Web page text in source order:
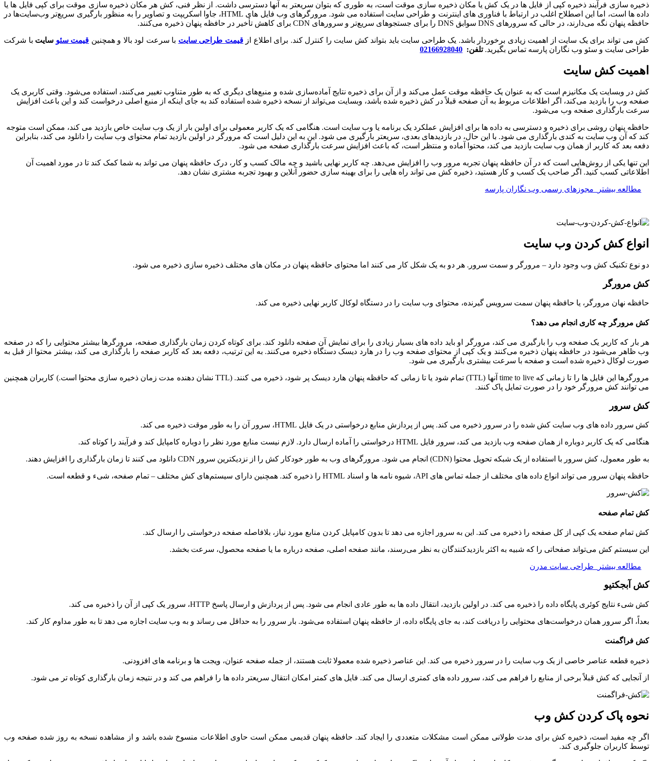
ذخیره سازی فرآیند ذخیره کپی از فایل ها در یک کش یا مکان ذخیره سازی موقت است، به طوری که بتوان سریعتر به آنها دسترسی داشت. از نظر فنی، کش هر مکان ذخیره سازی موقت برای کپی فایل ها یا
داده ها است، اما این اصطلاح اغلب در ارتباط با فناوری های اینترنت و طراحی سایت استفاده می شود. مرورگرهای وب فایل ‌های HTML، جاوا اسکریپت و تصاویر را به منظور بارگیری سریع‌تر وب‌سایت‌ها در
حافظه پنهان نگه می‌دارند، در حالی که سرورهای DNS سوابق DNS را برای جستجوهای سریع‌تر و سرورهای CDN برای کاهش تأخیر در حافظه پنهان ذخیره می‌کنند.
کش می تواند برای یک سایت از اهمیت زیادی برخوردار باشد. یک طراحی سایت باید بتواند کش سایت را کنترل کند. برای اطلاع ازقیمت طراحی سایت با سرعت لود بالا و همچنین قیمت سئو سایت با شرکت
طراحی سایت و سئو وب نگاران پارسه تماس بگیرید.تلفن: 02166928040
اهمیت کش سایت
کش در وبسایت یک مکانیزم است که به عنوان یک حافظه موقت عمل می‌کند و از آن برای ذخیره نتایج آماده‌سازی شده و منبع‌های دیگری که به طور متناوب تغییر می‌کنند، استفاده می‌شود. وقتی کاربری یک
صفحه وب را بازدید می‌کند، اگر اطلاعات مربوط به آن صفحه قبلاً در کش ذخیره شده باشد، وبسایت می‌تواند از نسخه ذخیره شده استفاده کند به جای اینکه از منبع اصلی درخواست کند و این باعث افزایش
سرعت بارگذاری صفحه وب می‌شود.
حافظه پنهان روشی برای ذخیره و دسترسی به داده ها برای افزایش عملکرد یک برنامه یا وب سایت است. هنگامی که یک کاربر معمولی برای اولین بار از یک وب سایت خاص بازدید می کند، ممکن است متوجه
کند که آن وب سایت به کندی بارگذاری می شود. با این حال، در بازدیدهای بعدی، سریعتر بارگیری می شود. این به این دلیل است که مرورگر در اولین بازدید تمام محتوای وب سایت را دانلود می کند، بنابراین
دفعه بعد که کاربر از همان وب سایت بازدید می کند، محتوا آماده و منتظر است، که باعث افزایش سرعت بارگذاری صفحه می شود.
این تنها یکی از روش‌هایی است که در آن حافظه پنهان تجربه مرور وب را افزایش می‌دهد. چه کاربر نهایی باشید و چه مالک کسب و کار، درک حافظه پنهان می تواند به شما کمک کند تا در مورد اهمیت آن
اطلاعاتی کسب کنید. اگر صاحب یک کسب و کار هستید، ذخیره کش می تواند راه هایی را برای بهینه سازی حضور آنلاین و بهبود تجربه مشتری نشان دهد.
مطالعه بیشتر مجوزهای رسمی وب نگاران پارسه
انواع کش کردن وب سایت
دو نوع تکنیک کش وب وجود دارد – مرورگر و سمت سرور. هر دو به یک شکل کار می کنند اما محتوای حافظه پنهان در مکان های مختلف ذخیره سازی ذخیره می شود.
کش مرورگر
حافظه نهان مرورگر، یا حافظه پنهان سمت سرویس گیرنده، محتوای وب سایت را در دستگاه لوکال کاربر نهایی ذخیره می کند.
کش مرورگر چه کاری انجام می دهد؟
هر بار که کاربر یک صفحه وب را بارگیری می کند، مرورگر او باید داده های بسیار زیادی را برای نمایش آن صفحه دانلود کند. برای کوتاه کردن زمان بارگذاری صفحه، مرورگرها بیشتر محتوایی را که در صفحه
وب ظاهر می‌شود در حافظه پنهان ذخیره می‌کنند و یک کپی از محتوای صفحه وب را در هارد دیسک دستگاه ذخیره می‌کنند. به این ترتیب، دفعه بعد که کاربر صفحه را بارگذاری می کند، بیشتر محتوا از قبل به
صورت لوکال ذخیره شده است و صفحه با سرعت بیشتری بارگیری می شود.
مرورگرها این فایل ها را تا زمانی که time to live آنها (TTL) تمام شود یا تا زمانی که حافظه پنهان هارد دیسک پر شود، ذخیره می کنند. (TTL نشان دهنده مدت زمان ذخیره سازی محتوا است.) کاربران همچنین
می توانند کش مرورگر خود را در صورت تمایل پاک کنند.
کش سرور
کش سرور داده های وب سایت کش شده را در سرور ذخیره می کند. پس از پردازش منابع درخواستی در یک فایل HTML، سرور آن را به طور موقت ذخیره می کند.
هنگامی که یک کاربر دوباره از همان صفحه وب بازدید می کند، سرور فایل HTML درخواستی را آماده ارسال دارد. لازم نیست منابع مورد نظر را دوباره کامپایل کند و فرآیند را کوتاه کند.
به طور معمول، کش سرور با استفاده از یک شبکه تحویل محتوا (CDN) انجام می شود. مرورگرهای وب به طور خودکار کش را از نزدیکترین سرور CDN دانلود می کنند تا زمان بارگذاری را افزایش دهند.
حافظه پنهان سرور می تواند انواع داده های مختلف از جمله تماس های API، شیوه نامه ها و اسناد HTML را ذخیره کند. همچنین دارای سیستم‌های کش مختلف – تمام صفحه، شیء و قطعه است.
کش تمام صفحه
کش تمام صفحه یک کپی از کل صفحه را ذخیره می کند. این به سرور اجازه می دهد تا بدون کامپایل کردن منابع مورد نیاز، بلافاصله صفحه درخواستی را ارسال کند.
این سیستم کش می‌تواند صفحاتی را که شبیه به اکثر بازدیدکنندگان به نظر می‌رسند، مانند صفحه اصلی، صفحه درباره ما یا صفحه محصول، سرعت بخشد.
مطالعه بیشتر طراحی سایت مدرن
کش آبجکتیو
کش شیء نتایج کوئری پایگاه داده را ذخیره می کند. در اولین بازدید، انتقال داده ها به طور عادی انجام می شود. پس از پردازش و ارسال پاسخ HTTP، سرور یک کپی از آن را ذخیره می کند.
بعداً، اگر سرور همان درخواست‌های محتوایی را دریافت کند، به جای پایگاه داده، از حافظه پنهان استفاده می‌شود. بار سرور را به حداقل می رساند و به وب سایت اجازه می دهد تا به طور مداوم کار کند.
کش فراگمنت
ذخیره قطعه عناصر خاصی از یک وب سایت را در سرور ذخیره می کند. این عناصر ذخیره شده معمولا ثابت هستند، از جمله صفحه عنوان، ویجت ها و برنامه های افزودنی.
از آنجایی که کش قبلاً برخی از منابع را فراهم می کند، سرور داده های کمتری ارسال می کند. فایل های کمتر امکان انتقال سریعتر داده ها را فراهم می کند و در نتیجه زمان بارگذاری کوتاه تر می شود.
نحوه پاک کردن کش وب
اگر چه مفید است، ذخیره کش برای مدت طولانی ممکن است مشکلات متعددی را ایجاد کند. حافظه پنهان قدیمی ممکن است حاوی اطلاعات منسوخ شده باشد و از مشاهده نسخه به روز شده صفحه وب
توسط کاربران جلوگیری کند.